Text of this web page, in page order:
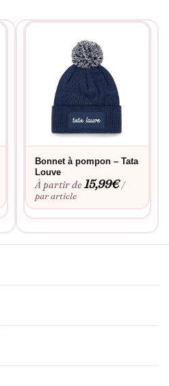
Bonnet à pompon – Tata
Louve
À partir de15,99€ /
par article